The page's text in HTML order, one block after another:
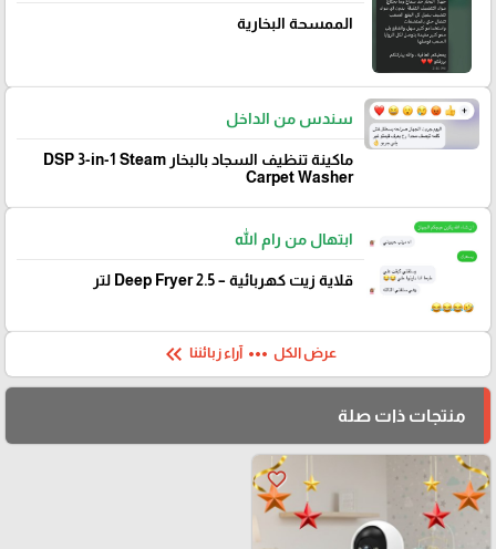
الممسحة البخارية
سندس من الداخل
ماكينة تنظيف السجاد بالبخار DSP 3-in-1 Steam
Carpet Washer
ابتهال من رام الله
قلاية زيت كهربائية – Deep Fryer 2.5 لتر
عرض الكل more_horiz آراء زبائننا keyboard_double_arrow_left
منتجات ذات صلة
favorite_border